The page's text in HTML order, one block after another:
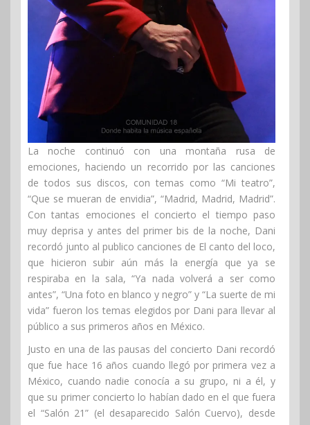
La noche continuó con una montaña rusa de
emociones, haciendo un recorrido por las canciones
de todos sus discos, con temas como “Mi teatro”,
“Que se mueran de envidia”, “Madrid, Madrid, Madrid”.
Con tantas emociones el concierto el tiempo paso
muy deprisa y antes del primer bis de la noche, Dani
recordó junto al publico canciones de El canto del loco,
que hicieron subir aún más la energía que ya se
respiraba en la sala, “Ya nada volverá a ser como
antes”, “Una foto en blanco y negro” y “La suerte de mi
vida” fueron los temas elegidos por Dani para llevar al
público a sus primeros años en México.
Justo en una de las pausas del concierto Dani recordó
que fue hace 16 años cuando llegó por primera vez a
México, cuando nadie conocía a su grupo, ni a él, y
que su primer concierto lo habían dado en el que fuera
el “Salón 21” (el desaparecido Salón Cuervo), desde